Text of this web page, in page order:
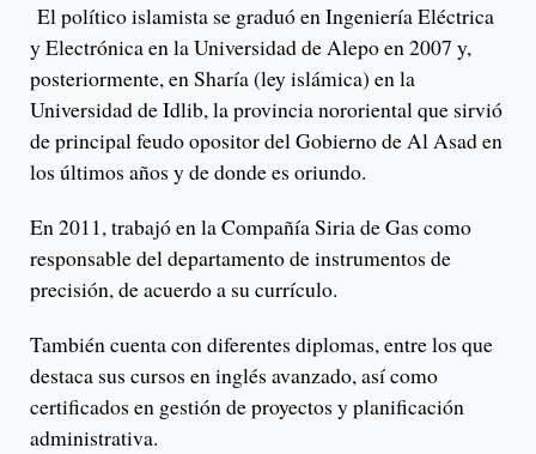
El político islamista se graduó en Ingeniería Eléctrica
y Electrónica en la Universidad de Alepo en 2007 y,
posteriormente, en Sharía (ley islámica) en la
Universidad de Idlib, la provincia nororiental que sirvió
de principal feudo opositor del Gobierno de Al Asad en
los últimos años y de donde es oriundo.
En 2011, trabajó en la Compañía Siria de Gas como
responsable del departamento de instrumentos de
precisión, de acuerdo a su currículo.
También cuenta con diferentes diplomas, entre los que
destaca sus cursos en inglés avanzado, así como
certificados en gestión de proyectos y planificación
administrativa.